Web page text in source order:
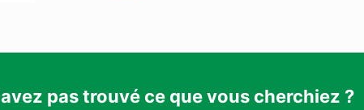
pas trouvé ce que vous cherchiez ?